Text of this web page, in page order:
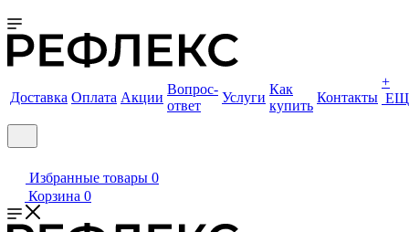
Доставка Оплата Акции
Вопрос-
ответ
Услуги
Как
купить
Контакты
+
Избранные товары 0
Корзина 0